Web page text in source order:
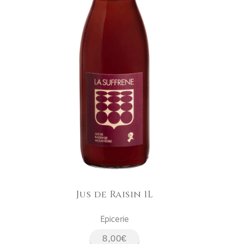
AJOUTER AU PANIER
Jus de Raisin 1L
Epicerie
8,00€